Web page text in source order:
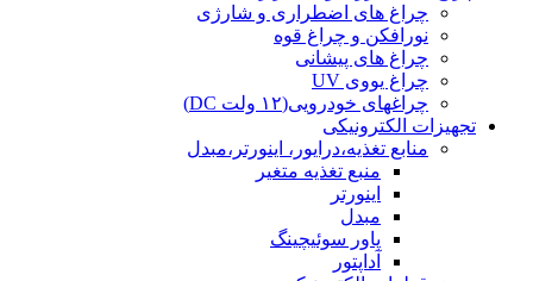
چراغ های اضطراری و شارژی
نورافکن و چراغ قوه
چراغ های پیشانی
چراغ یووی UV
چراغهای خودرویی(۱۲ ولت DC)
تجهیزات الکترونیکی
منابع تغذیه،درایور، اینورتر،مبدل
منبع تغذیه متغیر
اینورتر
مبدل
پاور سوئیچینگ
آداپتور